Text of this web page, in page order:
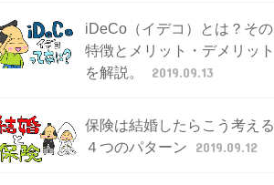
iDeCo（イデコ）とは？その
特徴とメリット・デメリット
を解説。
2019.09.13
保険は結婚したらこう考える
４つのパターン
2019.09.12